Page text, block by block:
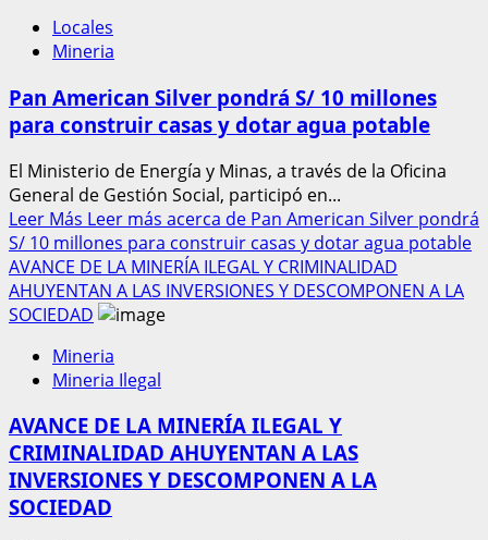
Locales
Mineria
Pan American Silver pondrá S/ 10 millones
para construir casas y dotar agua potable
El Ministerio de Energía y Minas, a través de la Oficina
General de Gestión Social, participó en...
Leer Más Leer más acerca de Pan American Silver pondrá
S/ 10 millones para construir casas y dotar agua potable
AVANCE DE LA MINERÍA ILEGAL Y CRIMINALIDAD
AHUYENTAN A LAS INVERSIONES Y DESCOMPONEN A LA
SOCIEDAD
Mineria
Mineria Ilegal
AVANCE DE LA MINERÍA ILEGAL Y
CRIMINALIDAD AHUYENTAN A LAS
INVERSIONES Y DESCOMPONEN A LA
SOCIEDAD